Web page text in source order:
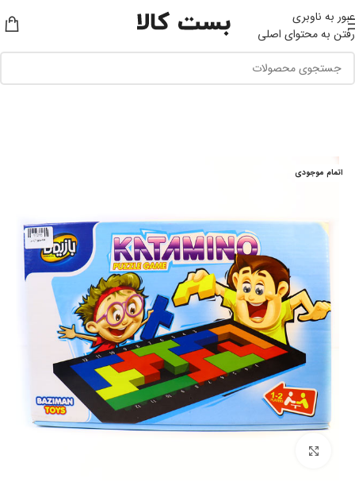
عبور به ناوبری
رفتن به محتوای اصلی
اتمام موجودی